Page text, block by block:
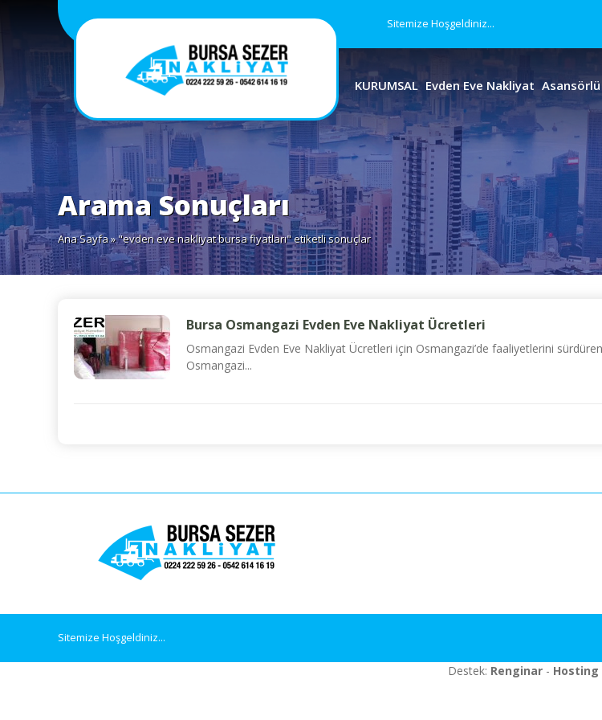
Sitemize Hoşgeldiniz...
KURUMSAL Evden Eve Nakliyat
Arama Sonuçları
Ana Sayfa» "evden eve nakliyat bursa fiyatları" etiketli sonuçlar
Bursa Osmangazi Evden Eve Nakliyat Ücretleri
Osmangazi Evden Eve Nakliyat Ücretleri için Osmangazi’de faaliyetlerini
Osmangazi...
Sitemize Hoşgeldiniz...
Destek: Renginar - Hosting